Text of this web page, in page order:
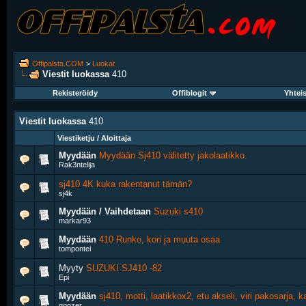
Offipalsta.COM > Luokat
Viestit luokassa 410
Rekisteröidy Offiblogit
Viestit luokassa 410
Viestiketju / Aloittaja
Myydään Myydään Sj410 välitetty jakolaatikko.
Rak3ntelija
sj410 4K kuka rakentanut tämän?
sj4k
Myydään / Vaihdetaan Suzuki s410
markar93
Myydään 410 Runko, kori ja muuta osaa
tompontei
Myyty SUZUKI SJ410 -82
Epi
Myydään sj410, motti, laatikkox2, etu akseli, viri pakosarja,